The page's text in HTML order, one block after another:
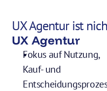
UX Agentur ist
UX Agentur
Fokus auf Nutzung,
Kauf- und